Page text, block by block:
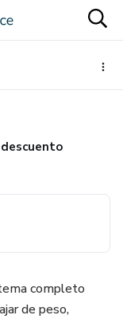
completo
de peso,